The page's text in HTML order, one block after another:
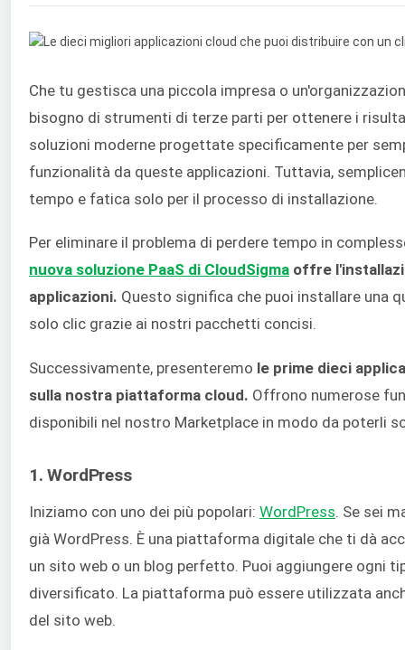
Che tu gestisca una piccola impresa o
bisogno di strumenti di terze parti per ottenere i
soluzioni moderne progettate specificamente per
funzionalità da queste applicazioni. Tuttavia,
tempo e fatica solo per il processo di installazione.
Per eliminare il problema di perdere tempo in
nuova soluzione PaaS di CloudSigma offre
applicazioni. Questo significa che puoi installare una
solo clic grazie ai nostri pacchetti concisi.
Successivamente, presenteremo le prime dieci
sulla nostra piattaforma cloud. Offrono numerose
disponibili nel nostro Marketplace in modo da poterli
1. WordPress
Iniziamo con uno dei più popolari: WordPress . Se sei
già WordPress. È una piattaforma digitale che ti dà
un sito web o un blog perfetto. Puoi aggiungere ogni
diversificato. La piattaforma può essere utilizzata
del sito web.